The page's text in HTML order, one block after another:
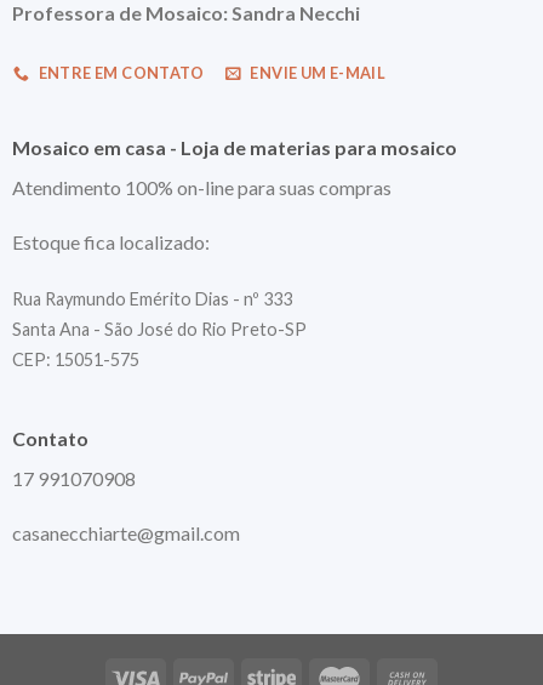
Professora de Mosaico: Sandra Necchi
ENTRE EM CONTATO ENVIE UM E-MAIL
Mosaico em casa - Loja de materias para mosaico
Atendimento 100% on-line para suas compras
Estoque fica localizado:
Rua Raymundo Emérito Dias - nº 333
Santa Ana - São José do Rio Preto-SP
CEP: 15051-575
Contato
17 991070908
casanecchiarte@gmail.com